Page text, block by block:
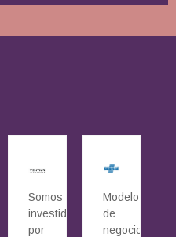
Somos
investidos
por
Modelo
de
negocio